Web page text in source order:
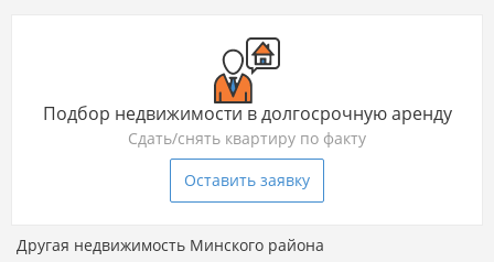
Подбор недвижимости в долгосрочную аренду
Сдать/снять квартиру по факту
Оставить заявку
Другая недвижимость Минского района